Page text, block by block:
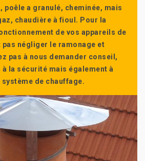
poêle a granulé, cheminée, mais
chaudière à fioul. Pour la
de vos appareils de
négliger le ramonage et
pas à nous demander conseil,
la sécurité mais également à
système de chauffage.